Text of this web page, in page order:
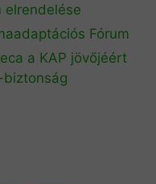
elrendelése
Fórum
a KAP jövőjéért
biztonság